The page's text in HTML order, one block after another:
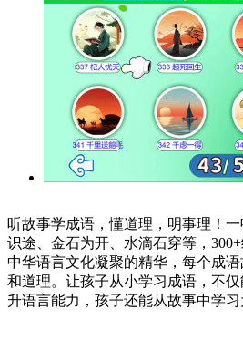
听故事学成语，懂道理，明事理！
识途、金石为开、水滴石穿等，
中华语言文化凝聚的精华，每个成
和道理。让孩子从小学习成语，不
升语言能力，孩子还能从故事中学习